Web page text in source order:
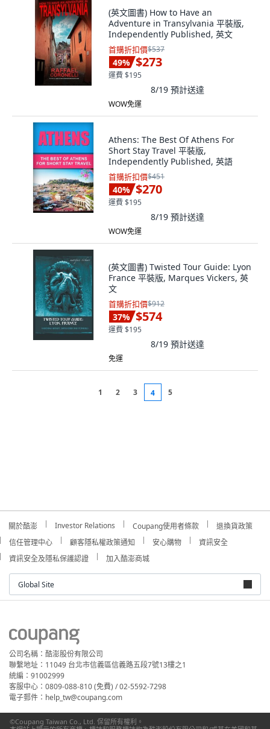
(英文圖書) How to Have an
Adventure in Transylvania 平裝版,
Independently Published, 英文
首購折扣價$537
49% $273
運費 $195
8/19 預計送達
WOW免運
Athens: The Best Of Athens For
Short Stay Travel 平裝版,
Independently Published, 英語
首購折扣價$451
40% $270
運費 $195
8/19 預計送達
WOW免運
(英文圖書) Twisted Tour Guide: Lyon
France 平裝版, Marques Vickers, 英
文
首購折扣價$912
37% $574
運費 $195
8/19 預計送達
免運
1 2 3 4 5
關於酷澎 Investor Relations Coupang使用者條款
退換貨政策
信任管理中心
顧客隱私權政策通知 安心購物
資訊安全
資訊安全及隱私保護認證
加入酷澎商城
Global Site
公司名稱：酷澎股份有限公司
聯繫地址：11049 台北市信義區信義路五段7號13樓之1
統編：91002999
客服中心：0809-088-810 (免費) / 02-5592-7298
電子郵件：help_tw@coupang.com
©Coupang Taiwan Co., Ltd. 保留所有權利。